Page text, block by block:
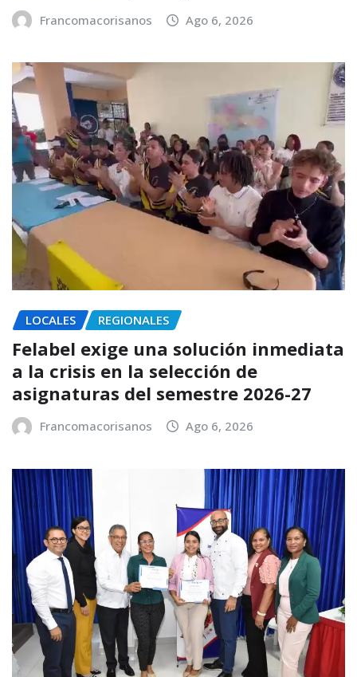
Francomacorisanos Ago 6, 2026
LOCALES REGIONALES
Felabel exige una solución inmediata
a la crisis en la selección de
asignaturas del semestre 2026-27
Francomacorisanos Ago 6, 2026